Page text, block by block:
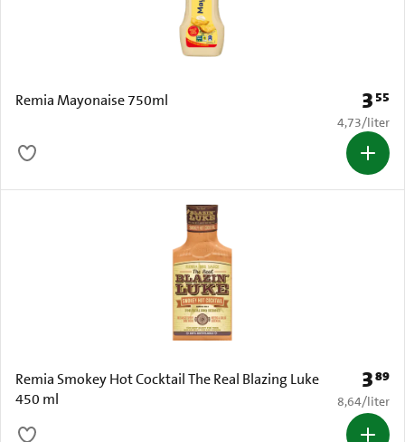
Remia Mayonaise 750ml Prijs:
3 55
€ 4,73 per
4,73/liter
Remia Smokey Hot Cocktail The Real Blazing Luke
450 ml
Prijs:
389
€ 8,64 per
8,64/liter